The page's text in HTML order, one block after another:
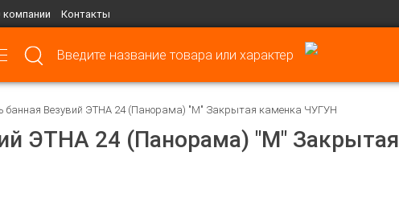
компании Контакты
банная Везувий ЭТНА 24 (Панорама) "М" Закрытая каменка ЧУГУН
ЭТНА 24 (Панорама) "М" Закрытая